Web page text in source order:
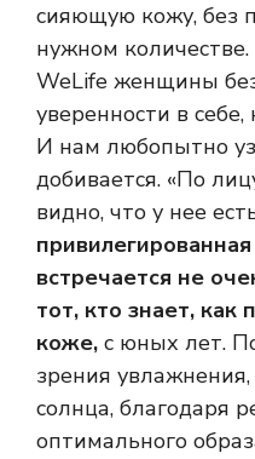
сияющую кожу, без
нужном
WeLife женщины
уверенности в
И нам любопытно
добивается. «По
видно, что у нее
встречается не
тот, кто знает, как
коже, с юных лет.
зрения
солнца, благодаря
оптимального